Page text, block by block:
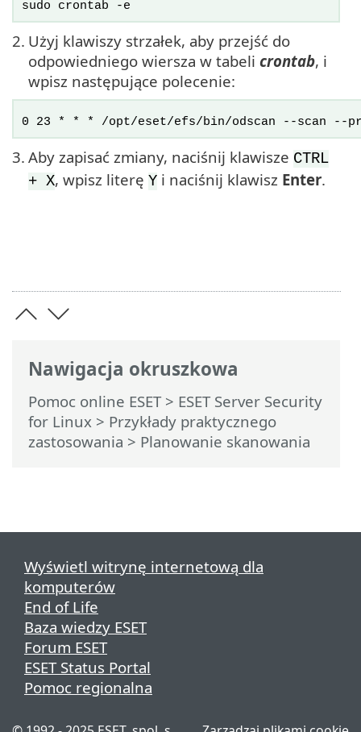
Nawigacja okruszkowa
Pomoc online ESET> ESET Server Security
for Linux > Przykłady praktycznego
zastosowania > Planowanie skanowania
sudo crontab -e
2. Użyj klawiszy strzałek, aby przejść do
odpowiedniego wiersza w tabeli crontab, i
wpisz następujące polecenie:
0 23 * * * /opt/eset/efs/bin/odscan --scan --
3. Aby zapisać zmiany, naciśnij klawisze CTRL
+ X, wpisz literę Y i naciśnij klawisz Enter.
Wyświetl witrynę internetową dla
komputerów
End of Life
Baza wiedzy ESET
Forum ESET
ESET Status Portal
Pomoc regionalna